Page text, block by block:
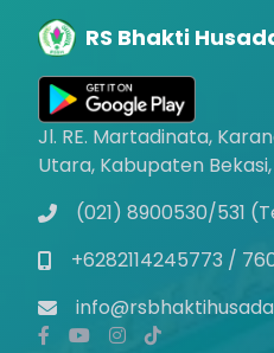
RS Bhakti
Jl. RE. Martadinata,
Utara, Kabupaten
(021) 8900530/531
+6282114245773 /